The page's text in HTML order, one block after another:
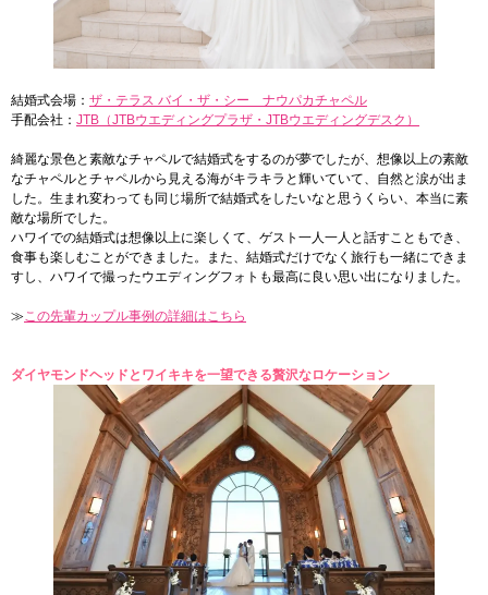
結婚式会場： ザ・テラス バイ・ザ・シー ナウパカチャペル
手配会社： JTB（JTBウエディングプラザ・JTBウエディングデスク）
綺麗な景色と素敵なチャペルで結婚式をするのが夢でしたが、想像以上の素敵
なチャペルとチャペルから見える海がキラキラと輝いていて、自然と涙が出ま
した。生まれ変わっても同じ場所で結婚式をしたいなと思うくらい、本当に素
敵な場所でした。
ハワイでの結婚式は想像以上に楽しくて、ゲスト一人一人と話すこともでき、
食事も楽しむことができました。また、結婚式だけでなく旅行も一緒にできま
すし、ハワイで撮ったウエディングフォトも最高に良い思い出になりました。
≫この先輩カップル事例の詳細はこちら
ダイヤモンドヘッドとワイキキを一望できる贅沢なロケーション